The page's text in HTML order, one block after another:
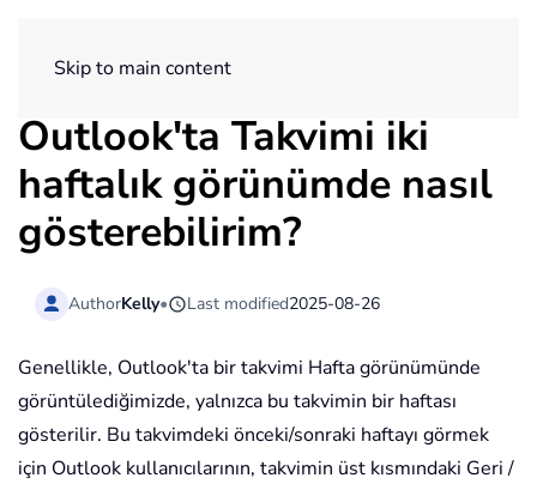
Skip to main content
Outlook'ta Takvimi iki
haftalık görünümde nasıl
gösterebilirim?
AuthorKelly• Last modified2025-08-26
Genellikle, Outlook'ta bir takvimi Hafta görünümünde
görüntülediğimizde, yalnızca bu takvimin bir haftası
gösterilir. Bu takvimdeki önceki/sonraki haftayı görmek
için Outlook kullanıcılarının, takvimin üst kısmındaki Geri /